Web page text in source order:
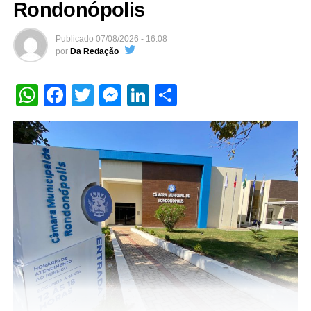
atrações e eventos, e na quinta-feira (06/07), não foi
diferente dos outros dias com o parque de exposições
Wilmar Peres de Farias lotado. A feira segue até o
domingo (09/08), com portões abertos e shows nacionais
com montaria em touros, em cavalos com o tradicional
cutiano, a velocidade dos três tambores e a pura sinergia
entre animal e homem com o ranch sorting.
O rodeio em touros com a qualidade dos 34 peões atletas
aliados as melhores companhias de rodeios da região,
começaram a intensa disputa pela fivela de campeão da
52ª Exposul e mais de 100 mil reais em premiação. A
competição contará com três rounds antes da grande final
no domingo, na primeira noite ficou claro a rivalidade
entre os peões da ACR Super Stars contra os jovens
talentos do Mato Grosso.
Rondonópolis
Publicado 07/08/2026 - 16:08
por Da Redação
WhatsApp
Facebook
TwitterMessenger
LinkedIn